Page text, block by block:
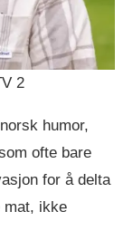
2
humor,
ofte bare
for å delta
mat, ikke